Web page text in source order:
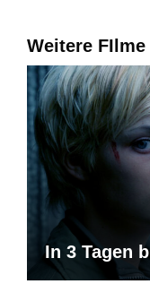
Weitere
In 3 Tagen